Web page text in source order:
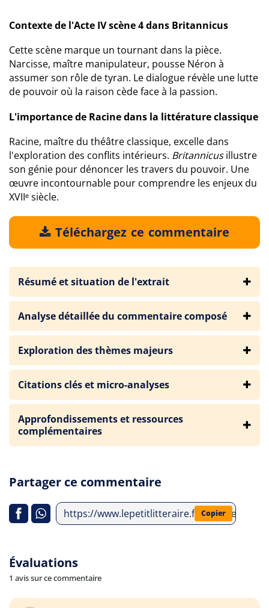
Contexte de l'Acte IV scène 4 dans Britannicus
Cette scène marque un tournant dans la pièce.
Narcisse, maître manipulateur, pousse Néron à
assumer son rôle de tyran. Le dialogue révèle une lutte
de pouvoir où la raison cède face à la passion.
L'importance de Racine dans la littérature classique
Racine, maître du théâtre classique, excelle dans
l'exploration des conflits intérieurs. Britannicusillustre
son génie pour dénoncer les travers du pouvoir. Une
œuvre incontournable pour comprendre les enjeux du
XVIIᵉ siècle.
Téléchargez ce commentaire
Résumé et situation de l'extrait
Analyse détaillée du commentaire composé
Exploration des thèmes majeurs
Citations clés et micro-analyses
Approfondissements et ressources
complémentaires
Partager ce commentaire
https://www.lepetitlitteraire.fr/analyses-
Copier
Évaluations
1 avis sur ce commentaire